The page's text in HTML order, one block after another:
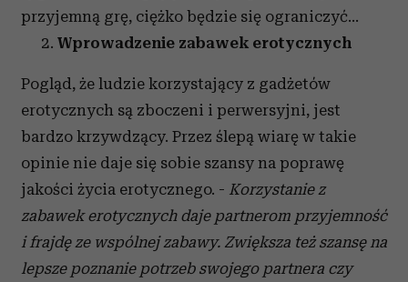
przyjemną grę, ciężko będzie się ograniczyć…
Wprowadzenie zabawek erotycznych
Pogląd, że ludzie korzystający z gadżetów
erotycznych są zboczeni i perwersyjni, jest
bardzo krzywdzący. Przez ślepą wiarę w takie
opinie nie daje się sobie szansy na poprawę
jakości życia erotycznego. - Korzystanie z
zabawek erotycznych daje partnerom przyjemność
i frajdę ze wspólnej zabawy. Zwiększa też szansę na
lepsze poznanie potrzeb swojego partnera czy